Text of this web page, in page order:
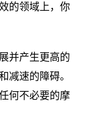
的领域上，你
并产生更高的
减速的障碍。
何不必要的摩